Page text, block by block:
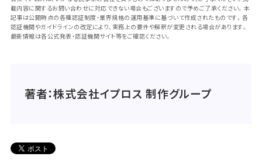
載内容に関するお問い合わせに対応できない場合もございますので予めご了承ください。本
記事は公開時点の各種認証制度・業界規格の運用基準に基づいて作成されたものです。各
認証機関やガイドラインの改定により、実務上の要件や解釈が変更される場合があります。
最新情報は各公式発表・認証機関サイト等をご確認ください。
著者：株式会社イプロス 制作グループ